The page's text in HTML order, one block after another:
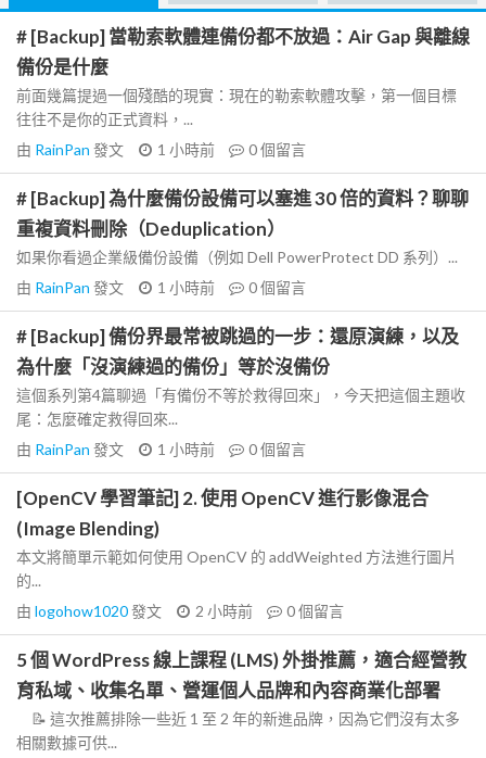
# [Backup] 當勒索軟體連備份都不放過：Air Gap 與離線
備份是什麼
前面幾篇提過一個殘酷的現實：現在的勒索軟體攻擊，第一個目標
往往不是你的正式資料，...
由 RainPan 發文 1 小時前 0個留言
# [Backup] 為什麼備份設備可以塞進 30 倍的資料？聊聊
重複資料刪除（Deduplication）
如果你看過企業級備份設備（例如 Dell PowerProtect DD 系列）...
由 RainPan 發文 1 小時前 0個留言
# [Backup] 備份界最常被跳過的一步：還原演練，以及
為什麼「沒演練過的備份」等於沒備份
這個系列第4篇聊過「有備份不等於救得回來」，今天把這個主題收
尾：怎麼確定救得回來...
由 RainPan 發文 1 小時前 0個留言
[OpenCV 學習筆記] 2. 使用 OpenCV 進行影像混合
(Image Blending)
本文將簡單示範如何使用 OpenCV 的 addWeighted 方法進行圖片
的...
由 logohow1020發文 2 小時前 0個留言
5 個 WordPress 線上課程 (LMS) 外掛推薦，適合經營教
育私域、收集名單、營運個人品牌和內容商業化部署
📝 這次推薦排除一些近 1 至 2 年的新進品牌，因為它們沒有太多
相關數據可供...